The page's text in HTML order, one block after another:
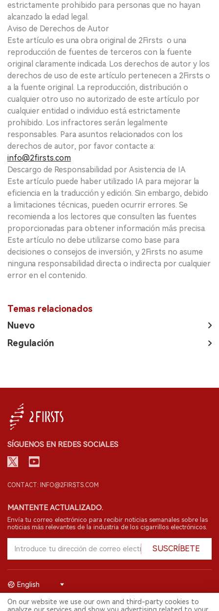
estrictamente prohibido para personas que no hayan
alcanzado la edad legal.
Aviso de Derechos de Autor
Este artículo es una obra original de 2Firsts o una
reproducción de fuentes de terceros con la fuente
original claramente indicada. Los derechos de autor y los
derechos de uso de este artículo pertenecen a 2Firsts o
a la fuente original. La reproducción, distribución o
cualquier otro uso no autorizado de este artículo por
cualquier entidad o individuo está estrictamente
prohibido. Los infractores serán legalmente
responsables. Para asuntos relacionados con los
derechos de autor, por favor contacte a:
info@2firsts.com
Descargo de Responsabilidad por Asistencia de IA
Este artículo puede haber utilizado IA para mejorar la
eficiencia en la traducción y edición. Sin embargo, debido
a limitaciones técnicas, pueden ocurrir errores. Se
recomienda a los lectores que consulten las fuentes
proporcionadas para obtener información más precisa.
Este artículo no debe utilizarse como base para
decisiones o consejos de inversión, y 2Firsts no asume
ninguna responsabilidad directa o indirecta por cualquier
error en el contenido.
Temas relacionados
Nuevo
Regulación
SÍGUENOS EN REDES SOCIALES
CONTACT: INFO@2FIRSTS.COM
MANTENTE ACTUALIZADO.
Envía tu correo electrónico para recibir noticias semanales sobre las
noticias más relevantes de la industria de los cigarrillos electrónicos.
SUSCRÍBETE
© 2026 Shenzhen 2FIRSTS Technology Co.,Ltd. Todos los derechos
English
On our website we use our own and third-party cookies to